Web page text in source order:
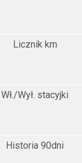
Licznik km
Wł./Wył. stacyjki
Historia 90dni